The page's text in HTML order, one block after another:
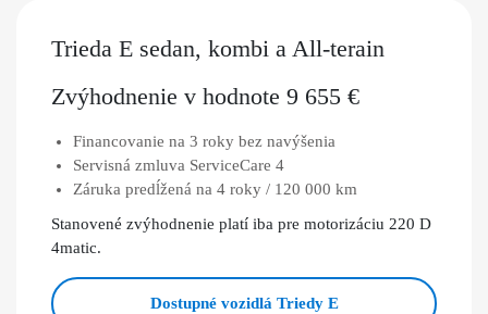
Trieda E sedan, kombi a All-terain
Zvýhodnenie v hodnote 9 655 €
Financovanie na 3 roky bez navýšenia
Servisná zmluva ServiceCare 4
Záruka predĺžená na 4 roky / 120 000 km
Stanovené zvýhodnenie platí iba pre motorizáciu 220 D
4matic.
Dostupné vozidlá Triedy E